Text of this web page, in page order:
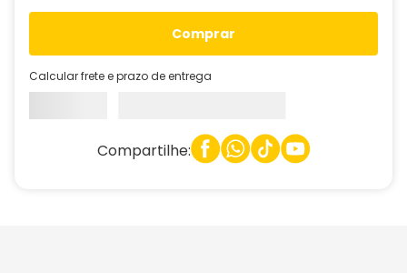
comprar
Calcular frete e prazo de entrega
Compartilhe: